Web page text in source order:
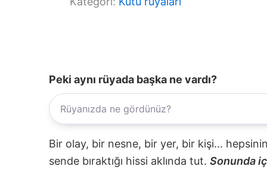
Peki aynı rüyada başka ne vardı?
Bir olay, bir nesne, bir yer, bir kişi...
sende bıraktığı hissi aklında tut. Sonunda